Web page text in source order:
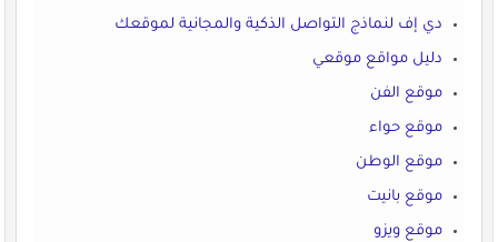
دي إف لنماذج التواصل الذكية والمجانية لموقعك
دليل مواقع موقعي
موقع الفن
موقع حواء
موقع الوطن
موقع بانيت
موقع ويزو